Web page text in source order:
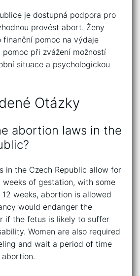
je dostupná podpora pro
provést abort. Ženy
finanční pomoc na výdaje
pomoc při zvážení možností
situace a psychologickou
Otázky
abortion laws in the
in the Czech Republic allow for
of gestation, with some
weeks, abortion is allowed
would endanger the
if the fetus is likely to suffer
Women are also required
and wait a period of time